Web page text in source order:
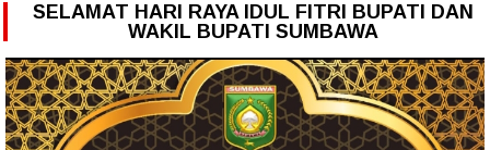
SELAMAT HARI RAYA IDUL FITRI BUPATI DAN
WAKIL BUPATI SUMBAWA